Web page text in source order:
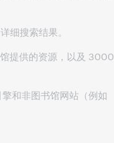
细搜索结果。
提供的资源，以及 3000
和非图书馆网站（例如